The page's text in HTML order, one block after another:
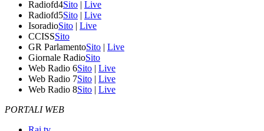
Radiofd4Sito | Live
Radiofd5Sito | Live
IsoradioSito | Live
CCISSSito
GR ParlamentoSito | Live
Giornale RadioSito
Web Radio 6Sito | Live
Web Radio 7Sito | Live
Web Radio 8Sito | Live
PORTALI WEB